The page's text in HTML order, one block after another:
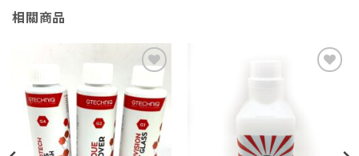
相關商品
Add to
wishlist